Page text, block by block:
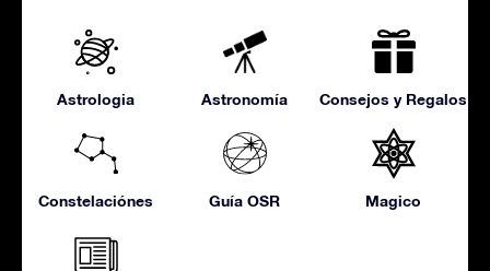
Astrologia Astronomía Consejos y Regalos
Constelaciónes Guía OSR Magico